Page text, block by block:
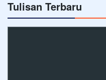
Tulisan Terbaru